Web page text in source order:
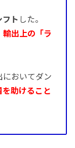
ト した。
輸出上の「ラ
おいてダン
助けること